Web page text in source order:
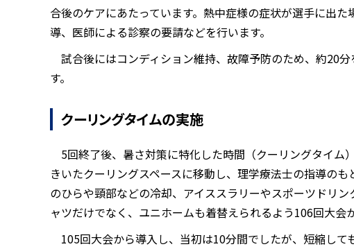
合後のケアにあたっています。熱中症様の症状が選手に出
導、医師による診察の要請などを行います。
試合後にはコンディション維持、故障予防のため、約20
す。
クーリングタイムの実施
5回終了後、暑さ対策に特化した時間（クーリングタイム
きいたクーリングスペースに移動し、理学療法士の指導の
のひらや頸部などの冷却、アイススラリーやスポーツドリ
ャツだけでなく、ユニホームも着替えられるよう106回大会
105回大会から導入し、当初は10分間でしたが、短縮し